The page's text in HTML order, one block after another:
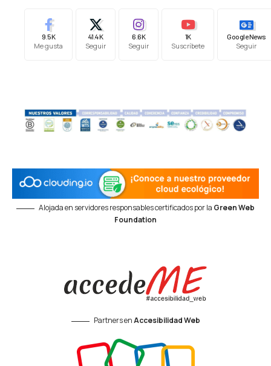
9.5K
Me gusta
41.4K
Seguir
6.6K
Seguir
1K
Suscríbete
Google News
Seguir
Alojada en servidores responsables certificados por la Green Web
Foundation
Partners enAccesibilidad Web